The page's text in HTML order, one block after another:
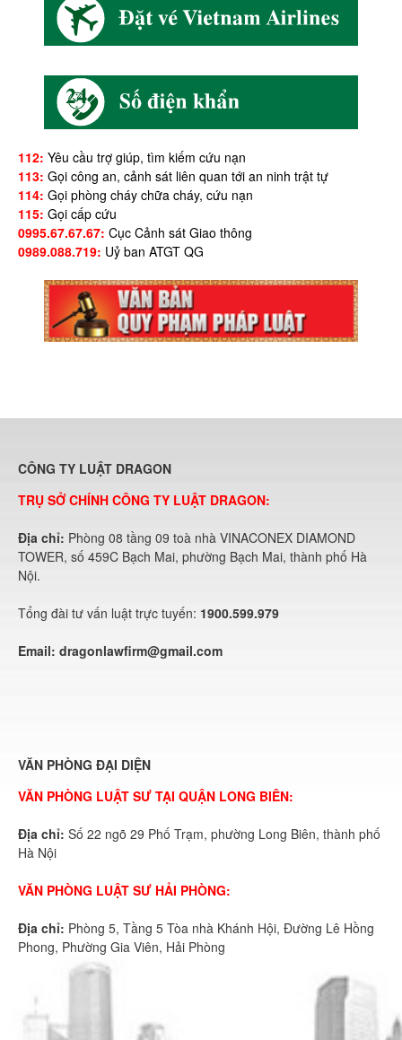
112: Yêu cầu trợ giúp, tìm kiếm cứu nạn
113: Gọi công an, cảnh sát liên quan tới an ninh trật tự
114: Gọi phòng cháy chữa cháy, cứu nạn
115: Gọi cấp cứu
0995.67.67.67: Cục Cảnh sát Giao thông
0989.088.719: Uỷ ban ATGT QG
CÔNG TY LUẬT DRAGON
TRỤ SỞ CHÍNH CÔNG TY LUẬT DRAGON:
Địa chỉ: Phòng 08 tầng 09 toà nhà VINACONEX DIAMOND
TOWER, số 459C Bạch Mai, phường Bạch Mai, thành phố Hà
Nội.
Tổng đài tư vấn luật trực tuyến: 1900.599.979
Email: dragonlawfirm@gmail.com
VĂN PHÒNG ĐẠI DIỆN
VĂN PHÒNG LUẬT SƯ TẠI QUẬN LONG BIÊN:
Địa chỉ: Số 22 ngõ 29 Phố Trạm, phường Long Biên, thành phố
Hà Nội
VĂN PHÒNG LUẬT SƯ HẢI PHÒNG:
Địa chỉ: Phòng 5, Tầng 5 Tòa nhà Khánh Hội, Đường Lê Hồng
Phong, Phường Gia Viên, Hải Phòng